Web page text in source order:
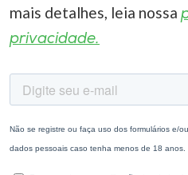
mais detalhes, leia nossa
privacidade.